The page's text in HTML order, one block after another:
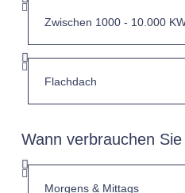
Wann verbrauchen